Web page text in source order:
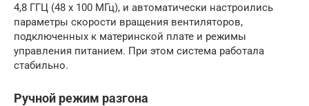
4,8 ГГЦ (48 х 100 МГц), и автоматически настроились
параметры скорости вращения вентиляторов,
подключенных к материнской плате и режимы
управления питанием. При этом система работала
стабильно.
Ручной режим разгона